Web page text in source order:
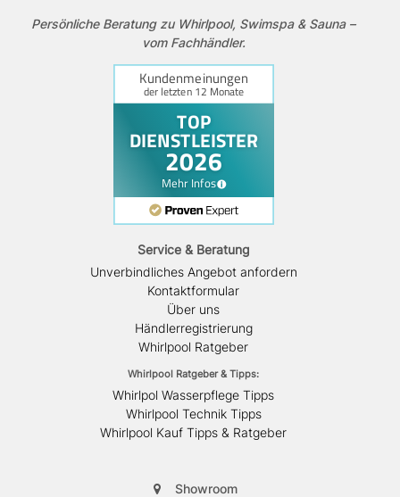
Persönliche Beratung zu Whirlpool, Swimspa & Sauna –
vom Fachhändler.
Service & Beratung
Unverbindliches Angebot anfordern
Kontaktformular
Über uns
Händlerregistrierung
Whirlpool Ratgeber
Whirlpool Ratgeber & Tipps:
Whirlpol Wasserpflege Tipps
Whirlpool Technik Tipps
Whirlpool Kauf Tipps & Ratgeber
Showroom